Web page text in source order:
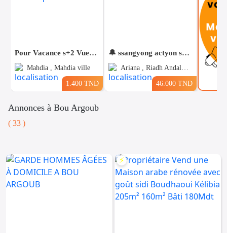
Voitures
Informatique
Multimedia
Pour Vacance s+2 Vue Mer en plein Zone Touristique Mahdia
Mahdia , Mahdia ville
1.400 TND
🔔 ssangyong actyon sports 4wd
Ariana , Riadh Andalous
46.000 TND
Annonces à Bou Argoub
( 33 )
⚡